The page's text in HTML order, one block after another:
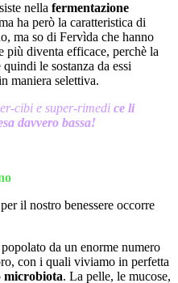
nella fermentazione
ha però la caratteristica di
ma so di Fervìda che hanno
diventa efficace, perchè la
le sostanza da essi
maniera selettiva.
cibi e super-rimedi ce li
davvero bassa!
il nostro benessere occorre
da un enorme numero
con i quali viviamo in perfetta
microbiota. La pelle, le mucose,